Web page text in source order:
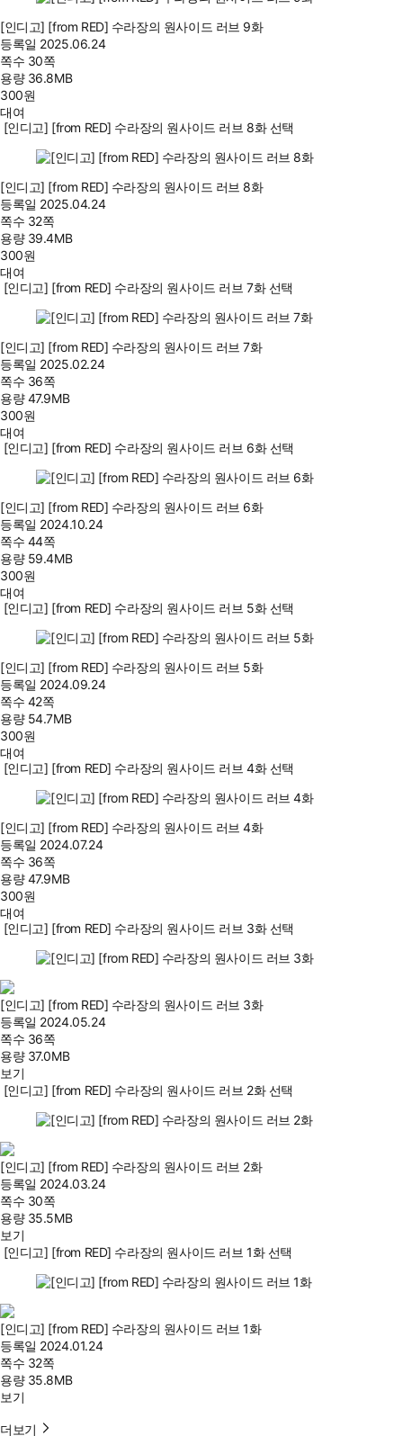
[인디고] [from RED] 수라장의 원사이드 러브 9화
등록일 2025.06.24
쪽수 30쪽
용량 36.8MB
300원
대여
[인디고] [from RED] 수라장의 원사이드 러브 8화 선택
[인디고] [from RED] 수라장의 원사이드 러브 8화
등록일 2025.04.24
쪽수 32쪽
용량 39.4MB
300원
대여
[인디고] [from RED] 수라장의 원사이드 러브 7화 선택
[인디고] [from RED] 수라장의 원사이드 러브 7화
등록일 2025.02.24
쪽수 36쪽
용량47.9MB
300원
대여
[인디고] [from RED] 수라장의 원사이드 러브 6화 선택
[인디고] [from RED] 수라장의 원사이드 러브 6화
등록일 2024.10.24
쪽수 44쪽
용량 59.4MB
300원
대여
[인디고] [from RED] 수라장의 원사이드 러브 5화 선택
[인디고] [from RED] 수라장의 원사이드 러브 5화
등록일 2024.09.24
쪽수 42쪽
용량 54.7MB
300원
대여
[인디고] [from RED] 수라장의 원사이드 러브 4화 선택
[인디고] [from RED] 수라장의 원사이드 러브 4화
등록일 2024.07.24
쪽수 36쪽
용량47.9MB
300원
대여
[인디고] [from RED] 수라장의 원사이드 러브 3화 선택
[인디고] [from RED] 수라장의 원사이드 러브 3화
등록일 2024.05.24
쪽수 36쪽
용량 37.0MB
보기
[인디고] [from RED] 수라장의 원사이드 러브 2화 선택
[인디고] [from RED] 수라장의 원사이드 러브 2화
등록일 2024.03.24
쪽수 30쪽
용량 35.5MB
보기
[인디고] [from RED] 수라장의 원사이드 러브 1화 선택
[인디고] [from RED] 수라장의 원사이드 러브 1화
등록일 2024.01.24
쪽수 32쪽
용량 35.8MB
보기
더보기